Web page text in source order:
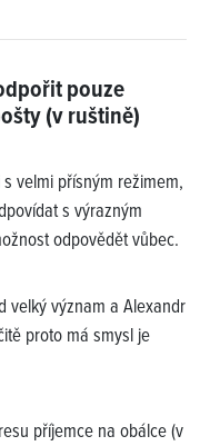
pouze
(v ruštině)
velmi přísným režimem,
s výrazným
odpovědět vůbec.
velký význam a Alexandr
proto má smysl je
příjemce na obálce (v